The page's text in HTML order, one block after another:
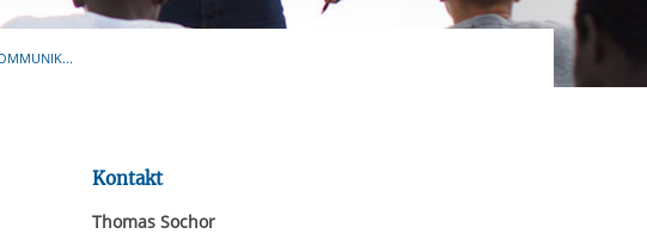
zur Bereitstellung
Wiedergabe starten/stoppen
Kontakt
Thomas Sochor